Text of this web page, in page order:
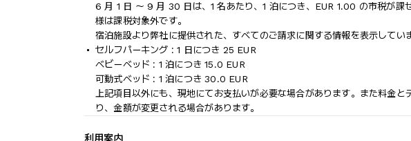
6 月 1 日 ～ 9 月 30 日は、1 名あたり、1 泊につき、EUR 1.00 の市税が課
様は課税対象外です。
宿泊施設より弊社に提供された、すべてのご請求に関する情報を表示してい
セルフパーキング : 1 日につき 25 EUR
ベビーベッド : 1 泊につき 15.0 EUR
可動式ベッド : 1 泊につき 30.0 EUR
上記項目以外にも、現地にてお支払いが必要な場合があります。また料金
り、金額が変更される場合があります。
利用案内